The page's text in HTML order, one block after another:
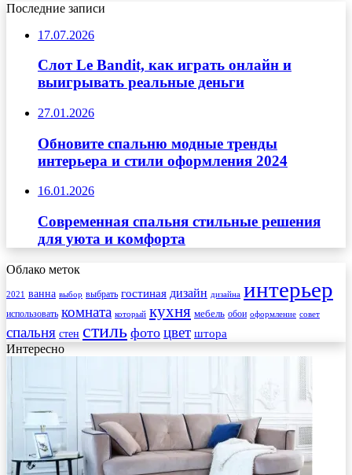
Последние записи
17.07.2026
Слот Le Bandit, как играть онлайн и
выигрывать реальные деньги
27.01.2026
Обновите спальню модные тренды
интерьера и стили оформления 2024
16.01.2026
Современная спальня стильные решения
для уюта и комфорта
Облако меток
2021 ванна выбор выбрать гостиная дизайн дизайна интерьер
использовать комната который кухня мебель обои оформление совет
спальня стен стиль фото цвет штора
Интересно